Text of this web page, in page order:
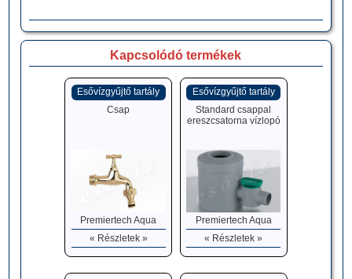
Kapcsolódó termékek
Esővízgyűjtő tartály
Csap
Premiertech Aqua
« Részletek »
Esővízgyűjtő tartály
Standard csappal
ereszcsatorna vízlopó
Premiertech Aqua
« Részletek »